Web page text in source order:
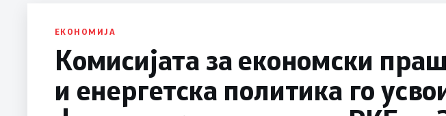
ЕКОНОМИЈА
Комисијата за економски
и енергетска политика го